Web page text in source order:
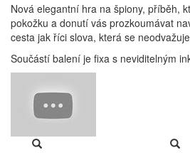
Nová elegantní hra na špiony, příběh,
pokožku a donutí vás prozkoumávat
cesta jak říci slova, která se
Součástí balení je fixa s neviditelným